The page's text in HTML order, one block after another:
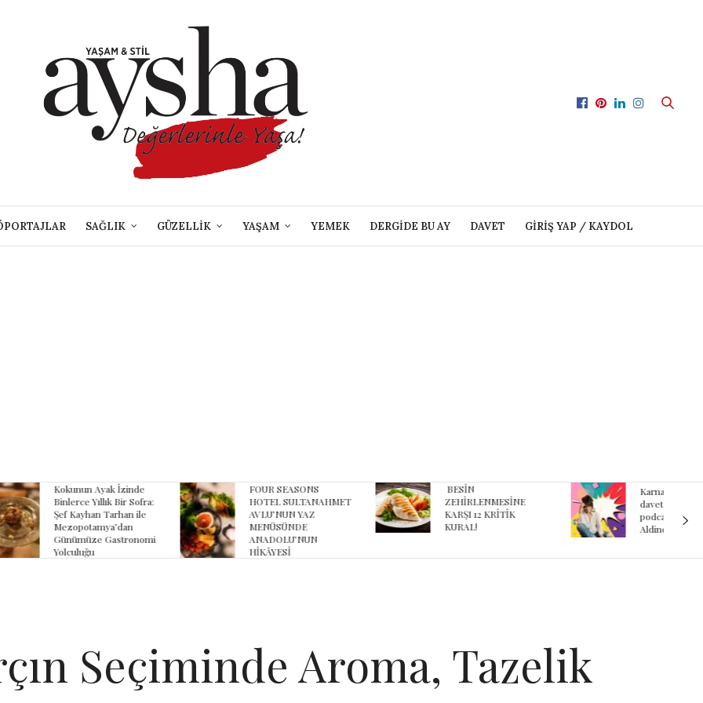
SAĞLIK GÜZELLİK YAŞAM YEMEK DERGIDE BU AY DAVET GIRIŞ YAP / KAYDOL
İzinde
Bir Sofra:
Tarhan ile
Gastronomi
FOUR SEASONS
HOTEL SULTANAHMET
AVLU’NUN YAZ
MENÜSÜNDE
ANADOLU’NUN
HİKÂYESİ
ZEHİRLENMESİNE
KARŞI 12 KRİTİK
KURAL!
Karnaval’dan geçmişe
davet eden yeni
podcast serisi: Ayşegül
Aldinç ile O Zaman
Seçiminde Aroma, Tazelik